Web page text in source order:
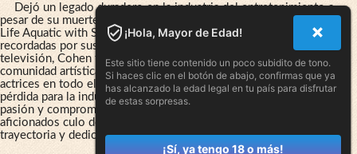
Dejó un legado duradero en la industria del entretenimiento a
pesar de su muerte prematura. Su actuación en películas como "The
Life Aquatic with Steve Zissou" y "The Celestine Prophecy" son
recordadas por sus seguidores. Además de su carrera en el cine y la
televisión, Cohen también fue una apasionada defensora de la
comunidad artística y trabajó para mejorar la vida de los actores y
actrices en todo el mundo. Si bien su muerte temprana fue una gran
pérdida para la industria, legó a sus admiradores un ejemplo de
pasión y compromiso por su trabajo. Robyn Cohen fotos de
aficionados culo desnudo nunca serán su verdadero legado, sino su
trayectoria y dedicación en la actuación.
¡Hola, Mayor de Edad!
Este sitio tiene contenido un poco subidito de tono.
Si haces clic en el botón de abajo, confirmas que ya
has alcanzado la edad legal en tu país para disfrutar
de estas sorpresas.
¡Sí, ya tengo 18 o más!